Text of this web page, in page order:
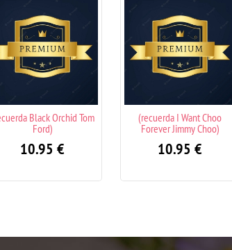
(recuerda I Want Choo
Forever Jimmy Choo)
10.95
(recuerda Arabians Tonka
Montale)
10.95